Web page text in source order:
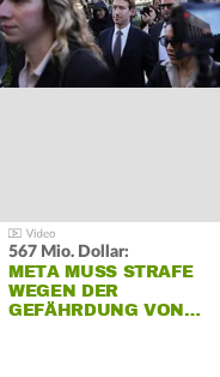
567 Mio. Dollar:
META MUSS STRAFE
WEGEN DER
GEFÄHRDUNG VON…